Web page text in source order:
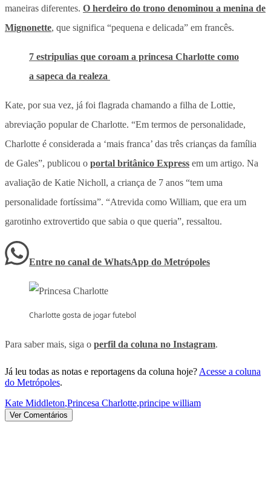
maneiras diferentes. O herdeiro do trono denominou a menina de
Mignonette, que significa “pequena e delicada” em francês.
7 estripulias que coroam a princesa Charlotte como
a sapeca da realeza
Kate, por sua vez, já foi flagrada chamando a filha de Lottie,
abreviação popular de Charlotte. “Em termos de personalidade,
Charlotte é considerada a ‘mais franca’ das três crianças da família
de Gales”, publicou o portal britânico Express em um artigo. Na
avaliação de Katie Nicholl, a criança de 7 anos “tem uma
personalidade fortíssima”. “Atrevida como William, que era um
garotinho extrovertido que sabia o que queria”, ressaltou.
Entre no canal de WhatsApp do Metrópoles
Charlotte gosta de jogar futebol
Para saber mais, siga o perfil da coluna no Instagram.
Já leu todas as notas e reportagens da coluna hoje? Acesse a coluna
do Metrópoles.
Kate Middleton,Princesa Charlotte,principe william
Ver Comentários